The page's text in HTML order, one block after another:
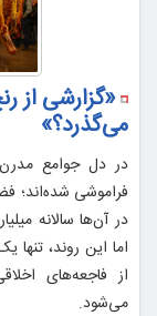
«گزارشی از
می‌گذرد؟»
در دل جوامع
فراموشی شده‌اند؛
در آن‌ها سالانه
اما این روند،
از فاجعه‌های
می‌شود.